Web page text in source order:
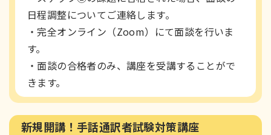
日程調整についてご連絡します。
・完全オンライン（Zoom）にて面談を行いま
す。
・面談の合格者のみ、講座を受講することがで
きます。
新規開講！手話通訳者試験対策講座